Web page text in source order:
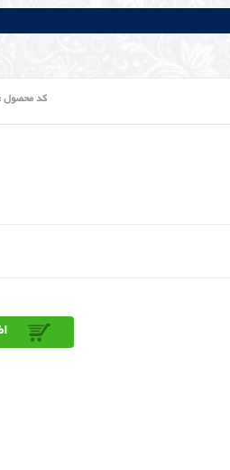
کد محصول :